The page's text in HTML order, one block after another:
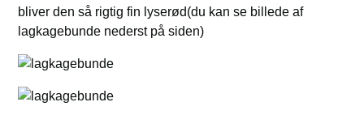
bliver den så rigtig fin lyserød(du kan se billede af
lagkagebunde nederst på siden)